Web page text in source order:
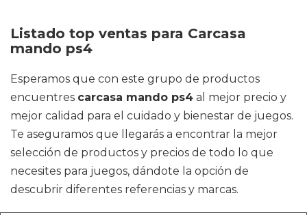
Listado top ventas para Carcasa
mando ps4
Esperamos que con este grupo de productos
encuentres carcasa mando ps4 al mejor precio y
mejor calidad para el cuidado y bienestar de juegos.
Te aseguramos que llegarás a encontrar la mejor
selección de productos y precios de todo lo que
necesites para juegos, dándote la opción de
descubrir diferentes referencias y marcas.